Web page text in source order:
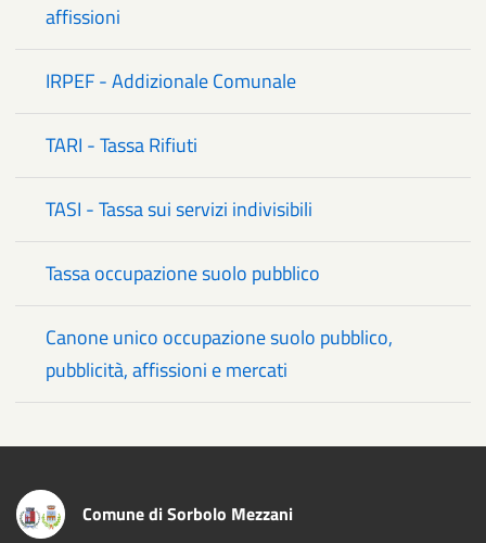
affissioni
IRPEF - Addizionale Comunale
TARI - Tassa Rifiuti
TASI - Tassa sui servizi indivisibili
Tassa occupazione suolo pubblico
Canone unico occupazione suolo pubblico,
pubblicità, affissioni e mercati
Comune di Sorbolo Mezzani